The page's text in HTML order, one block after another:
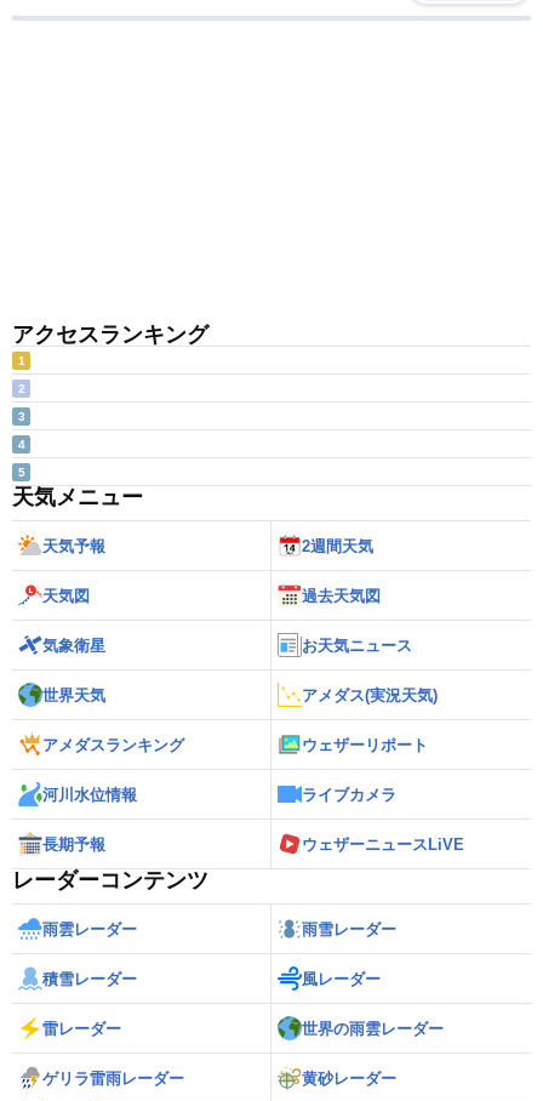
アクセスランキング
1
2
3
4
5
天気メニュー
天気予報 2週間天気
天気図 過去天気図
気象衛星 お天気ニュース
世界天気 アメダス(実況天気)
アメダスランキング ウェザーリポート
河川水位情報 ライブカメラ
長期予報 ウェザーニュースLiVE
レーダーコンテンツ
雨雲レーダー 雨雪レーダー
積雪レーダー 風レーダー
雷レーダー 世界の雨雲レーダー
ゲリラ雷雨レーダー 黄砂レーダー